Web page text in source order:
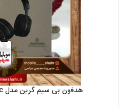
هدفون بی سیم گرین مدل Green Oslo Ergonomic